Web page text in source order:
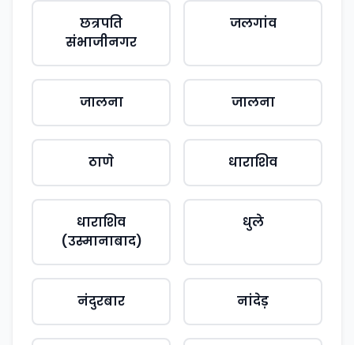
छत्रपति
संभाजीनगर
जलगांव
जालना जालना
ठाणे धाराशिव
धाराशिव
(उस्मानाबाद)
धुले
नंदुरबार नांदेड़